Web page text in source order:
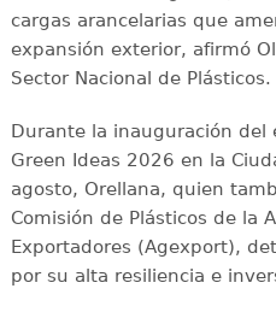
cargas arancelarias que
expansión exterior, afirmó
Sector Nacional de Plásticos.
Durante la inauguración del
Green Ideas 2026 en la
agosto, Orellana, quien
Comisión de Plásticos de la
Exportadores (Agexport),
por su alta resiliencia e